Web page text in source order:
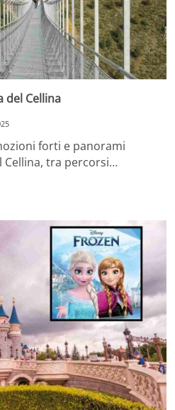
del Cellina
forti e panorami
Cellina, tra percorsi…